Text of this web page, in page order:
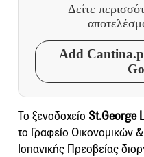
Δείτε
Add
Το ξενοδοχείο St.George
το Γραφείο Οικονομικών
Ισπανικής Πρεσβείας